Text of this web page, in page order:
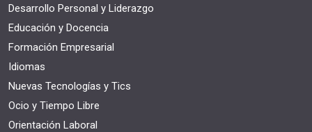
Desarrollo Personal y Liderazgo
Educación y Docencia
Formación Empresarial
Idiomas
Nuevas Tecnologías y Tics
Ocio y Tiempo Libre
Orientación Laboral